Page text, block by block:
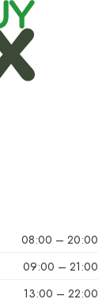
08:00 – 20:00
09:00 – 21:00
13:00 – 22:00